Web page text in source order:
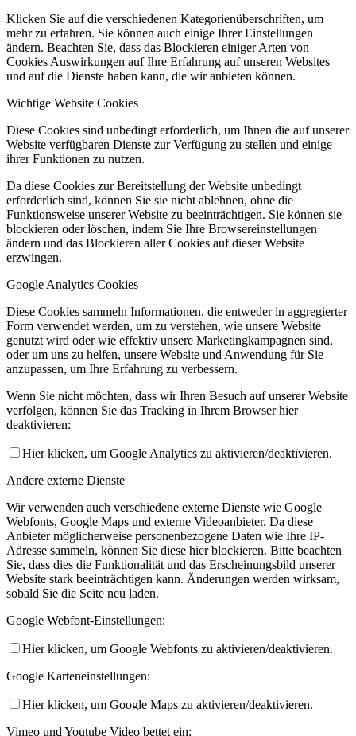
Klicken Sie auf die verschiedenen Kategorienüberschriften, um
mehr zu erfahren. Sie können auch einige Ihrer Einstellungen
ändern. Beachten Sie, dass das Blockieren einiger Arten von
Cookies Auswirkungen auf Ihre Erfahrung auf unseren Websites
und auf die Dienste haben kann, die wir anbieten können.
Wichtige Website Cookies
Diese Cookies sind unbedingt erforderlich, um Ihnen die auf unserer
Website verfügbaren Dienste zur Verfügung zu stellen und einige
ihrer Funktionen zu nutzen.
Da diese Cookies zur Bereitstellung der Website unbedingt
erforderlich sind, können Sie sie nicht ablehnen, ohne die
Funktionsweise unserer Website zu beeinträchtigen. Sie können sie
blockieren oder löschen, indem Sie Ihre Browsereinstellungen
ändern und das Blockieren aller Cookies auf dieser Website
erzwingen.
Google Analytics Cookies
Diese Cookies sammeln Informationen, die entweder in aggregierter
Form verwendet werden, um zu verstehen, wie unsere Website
genutzt wird oder wie effektiv unsere Marketingkampagnen sind,
oder um uns zu helfen, unsere Website und Anwendung für Sie
anzupassen, um Ihre Erfahrung zu verbessern.
Wenn Sie nicht möchten, dass wir Ihren Besuch auf unserer Website
verfolgen, können Sie das Tracking in Ihrem Browser hier
deaktivieren:
Hier klicken, um Google Analytics zu aktivieren/deaktivieren.
Andere externe Dienste
Wir verwenden auch verschiedene externe Dienste wie Google
Webfonts, Google Maps und externe Videoanbieter. Da diese
Anbieter möglicherweise personenbezogene Daten wie Ihre IP-
Adresse sammeln, können Sie diese hier blockieren. Bitte beachten
Sie, dass dies die Funktionalität und das Erscheinungsbild unserer
Website stark beeinträchtigen kann. Änderungen werden wirksam,
sobald Sie die Seite neu laden.
Google Webfont-Einstellungen:
Hier klicken, um Google Webfonts zu aktivieren/deaktivieren.
Google Karteneinstellungen:
Hier klicken, um Google Maps zu aktivieren/deaktivieren.
Vimeo und Youtube Video bettet ein: